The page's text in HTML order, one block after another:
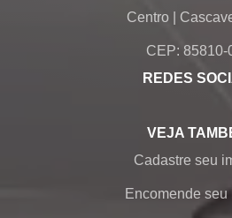
Centro
CEP: 85810-
REDES
VEJA
Cadastre seu
Encomende seu